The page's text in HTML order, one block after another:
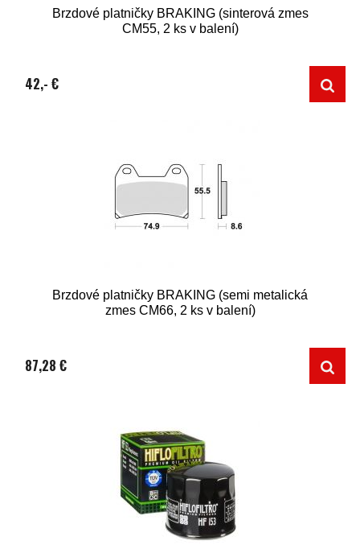
Brzdové platničky BRAKING (sinterová zmes
CM55, 2 ks v balení)
42,- €
Brzdové platničky BRAKING (semi metalická
zmes CM66, 2 ks v balení)
87,28 €